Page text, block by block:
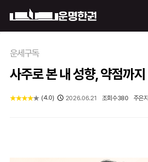
운명한권 보기
미래 배우자 얼굴
신년운세
운세구독
사주로 본 내 성향, 약점까지
★★★★★ (4.0) 2026.06.21 조회수380 주은지